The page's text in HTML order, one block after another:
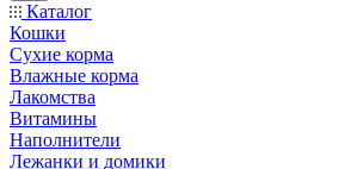
Каталог
Кошки
Сухие корма
Влажные корма
Лакомства
Витамины
Наполнители
Лежанки и домики